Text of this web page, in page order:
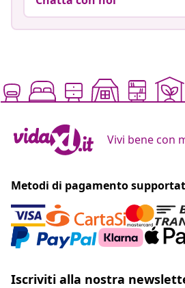
Vivi bene con
Metodi di pagamento
Iscriviti alla nostra